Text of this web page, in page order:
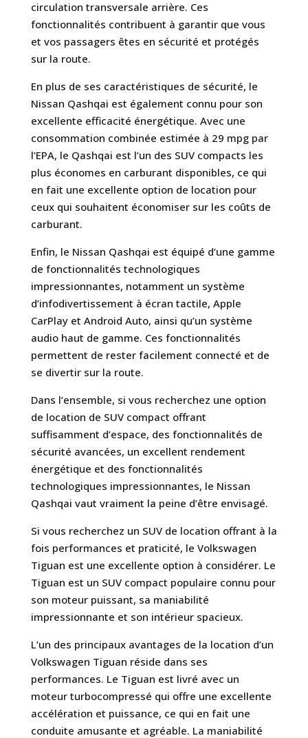
circulation transversale arrière. Ces
fonctionnalités contribuent à garantir que vous
et vos passagers êtes en sécurité et protégés
sur la route.
En plus de ses caractéristiques de sécurité, le
Nissan Qashqai est également connu pour son
excellente efficacité énergétique. Avec une
consommation combinée estimée à 29 mpg par
l’EPA, le Qashqai est l’un des SUV compacts les
plus économes en carburant disponibles, ce qui
en fait une excellente option de location pour
ceux qui souhaitent économiser sur les coûts de
carburant.
Enfin, le Nissan Qashqai est équipé d’une gamme
de fonctionnalités technologiques
impressionnantes, notamment un système
d’infodivertissement à écran tactile, Apple
CarPlay et Android Auto, ainsi qu’un système
audio haut de gamme. Ces fonctionnalités
permettent de rester facilement connecté et de
se divertir sur la route.
Dans l’ensemble, si vous recherchez une option
de location de SUV compact offrant
suffisamment d’espace, des fonctionnalités de
sécurité avancées, un excellent rendement
énergétique et des fonctionnalités
technologiques impressionnantes, le Nissan
Qashqai vaut vraiment la peine d’être envisagé.
Si vous recherchez un SUV de location offrant à la
fois performances et praticité, le Volkswagen
Tiguan est une excellente option à considérer. Le
Tiguan est un SUV compact populaire connu pour
son moteur puissant, sa maniabilité
impressionnante et son intérieur spacieux.
L’un des principaux avantages de la location d’un
Volkswagen Tiguan réside dans ses
performances. Le Tiguan est livré avec un
moteur turbocompressé qui offre une excellente
accélération et puissance, ce qui en fait une
conduite amusante et agréable. La maniabilité